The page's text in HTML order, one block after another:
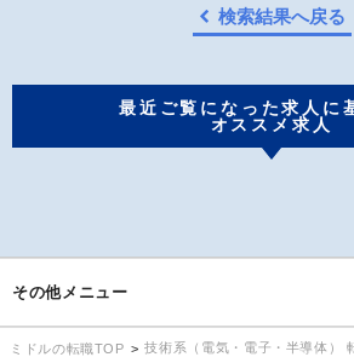
検索結果へ戻る
最近ご覧になった求人に
オススメ求人
その他メニュー
ミドルの転職TOP
技術系（電気・電子・半導体）